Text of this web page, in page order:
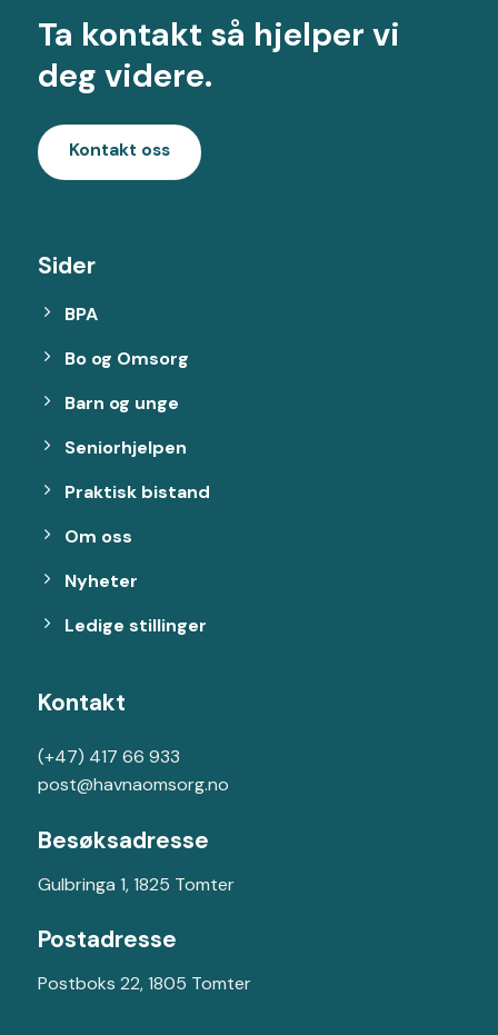
Ta kontakt så hjelper vi
deg videre.
Kontakt oss
Sider
BPA
Bo og Omsorg
Barn og unge
Seniorhjelpen
Praktisk bistand
Om oss
Nyheter
Ledige stillinger
Kontakt
(+47) 417 66 933
post@havnaomsorg.no
Besøksadresse
Gulbringa 1, 1825 Tomter
Postadresse
Postboks 22, 1805 Tomter